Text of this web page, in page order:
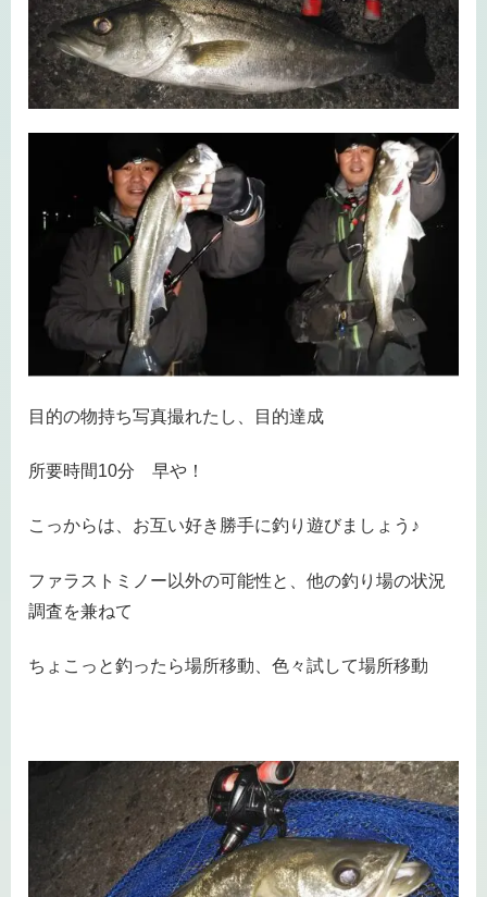
目的の物持ち写真撮れたし、目的達成
所要時間10分 早や！
こっからは、お互い好き勝手に釣り遊びましょう♪
ファラストミノー以外の可能性と、他の釣り場の状況
調査を兼ねて
ちょこっと釣ったら場所移動、色々試して場所移動